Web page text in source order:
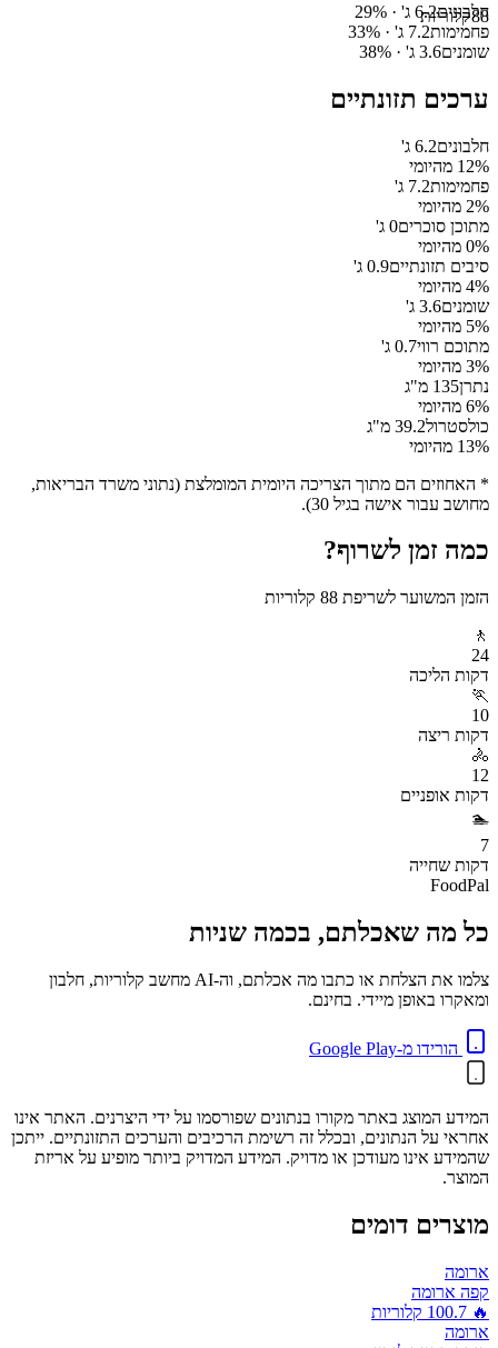
88קלוריות
חלבונים6.2 ג' · 29%
פחמימות7.2 ג' · 33%
שומנים3.6 ג' · 38%
ערכים תזונתיים
חלבונים6.2 ג'
12% מהיומי
פחמימות7.2 ג'
2% מהיומי
מתוכן סוכרים0 ג'
0% מהיומי
סיבים תזונתיים0.9 ג'
4% מהיומי
שומנים3.6 ג'
5% מהיומי
מתוכם רווי0.7 ג'
3% מהיומי
נתרן135 מ"ג
6% מהיומי
כולסטרול39.2 מ"ג
13% מהיומי
* האחוזים הם מתוך הצריכה היומית המומלצת (נתוני משרד הבריאות,
מחושב עבור אישה בגיל 30).
כמה זמן לשרוף?
הזמן המשוער לשריפת 88 קלוריות
🚶
24
דקות הליכה
🏃
10
דקות ריצה
🚴
12
דקות אופניים
🏊
7
דקות שחייה
FoodPal
כל מה שאכלתם, בכמה שניות
צלמו את הצלחת או כתבו מה אכלתם, וה-AI מחשב קלוריות, חלבון
ומאקרו באופן מיידי. בחינם.
הורידו מ-Google Play
המידע המוצג באתר מקורו בנתונים שפורסמו על ידי היצרנים. האתר אינו
אחראי על הנתונים, ובכלל זה רשימת הרכיבים והערכים התזונתיים. ייתכן
שהמידע אינו מעודכן או מדויק. המידע המדויק ביותר מופיע על אריזת
המוצר.
מוצרים דומים
ארומה
קפה ארומה
🔥
100.7 קלוריות
ארומה